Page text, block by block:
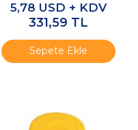
5,78 USD + KDV
331,59 TL
Sepete Ekle